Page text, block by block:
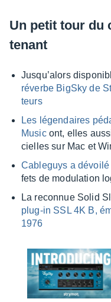
Un petit tour du
te­nant
Jusqu’alors
réverbe BigSky de
teurs
Les légen­daires
Musicont, elles
cielles sur Mac et
Cable­guys a
fets de modu­la­tion
La recon­nue Solid
plug-in SSL 4K B,
1976